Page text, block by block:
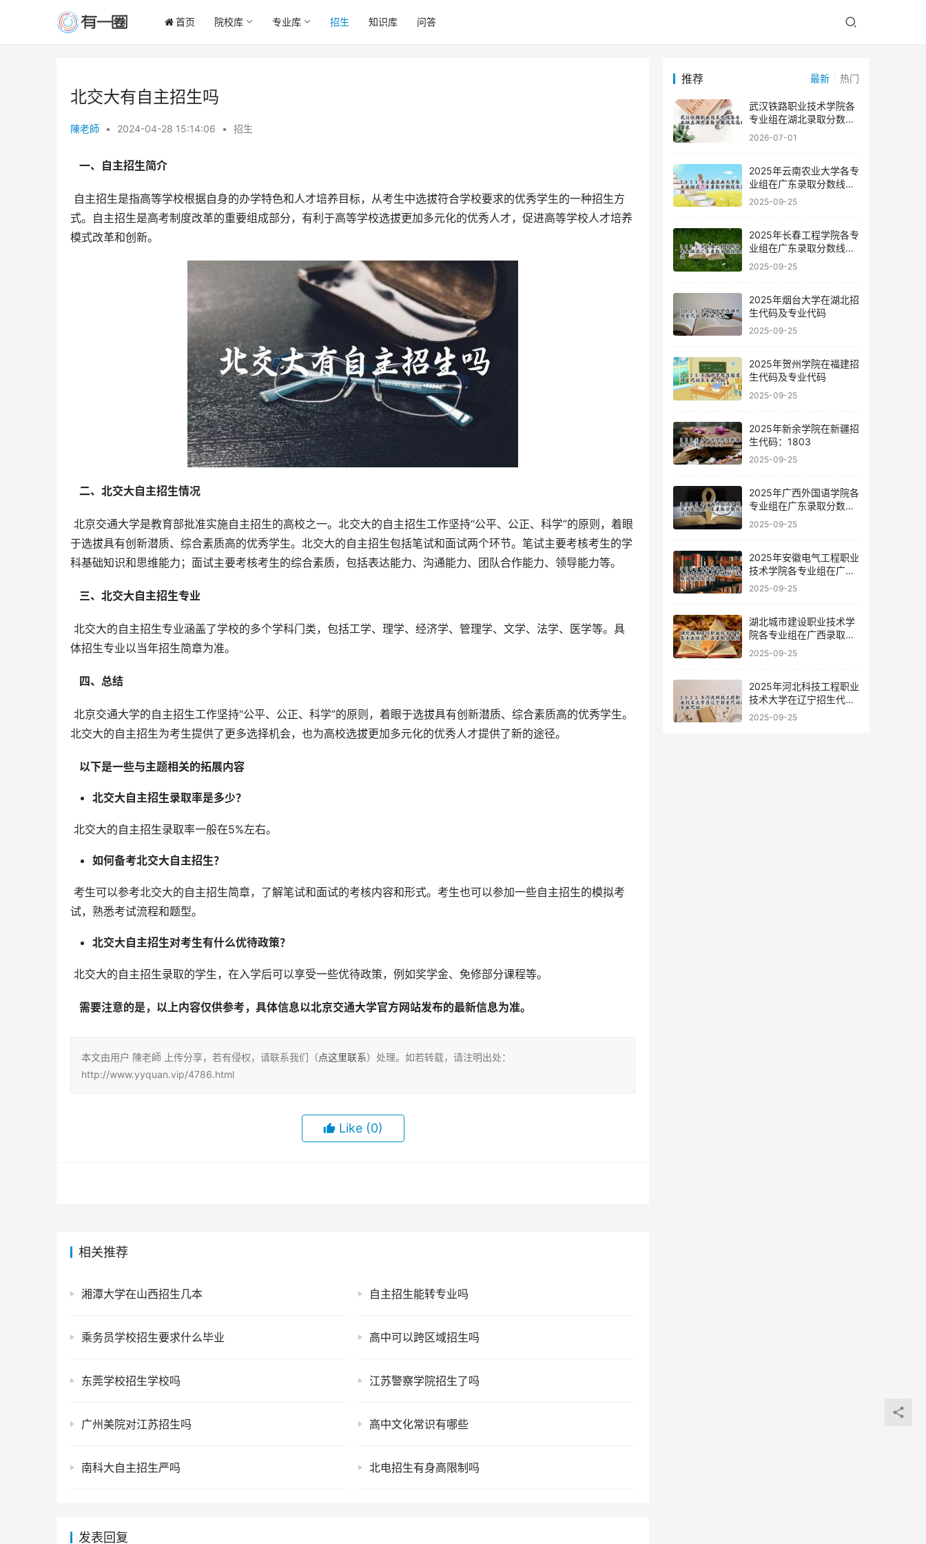
首页 院校库 专业库 招生 知识库 问答
北交大有自主招生吗
陳老師 • 2024-04-28 15:14:06 • 招生
  一、自主招生简介
式。自主招生是高考制度改革的重要组成部分，有利于高等学校选拔更加多元化的优秀人才，促进高等学校人才培养
模式改革和创新。
  二、北交大自主招生情况
于选拔具有创新潜质、综合素质高的优秀学生。北交大的自主招生包括笔试和面试两个环节。笔试主要考核考生的学
科基础知识和思维能力；面试主要考核考生的综合素质，包括表达能力、沟通能力、团队合作能力、领导能力等。
  三、北交大自主招生专业
体招生专业以当年招生简章为准。
  四、总结
北交大的自主招生为考生提供了更多选择机会，也为高校选拔更加多元化的优秀人才提供了新的途径。
  以下是一些与主题相关的拓展内容
北交大自主招生录取率是多少？
北交大的自主招生录取率一般在5%左右。
如何备考北交大自主招生？
试，熟悉考试流程和题型。
北交大自主招生对考生有什么优待政策？
北交大的自主招生录取的学生，在入学后可以享受一些优待政策，例如奖学金、免修部分课程等。
  需要注意的是，以上内容仅供参考，具体信息以北京交通大学官方网站发布的最新信息为准。
本文由用户 陳老師 上传分享，若有侵权，请联系我们（点这里联系）处理。如若转载，请注明出处：
http://www.yyquan.vip/4786.html
Like (0)
相关推荐
湘潭大学在山西招生几本 自主招生能转专业吗
乘务员学校招生要求什么毕业 高中可以跨区域招生吗
东莞学校招生学校吗 江苏警察学院招生了吗
广州美院对江苏招生吗 高中文化常识有哪些
南科大自主招生严吗 北电招生有身高限制吗
发表回复
推荐 最新 热门
武汉铁路职业技术学院各
专业组在湖北录取分数线
及选科要求
2026-07-01
2025年云南农业大学各专
业组在广东录取分数线及
位次
2025-09-25
2025年长春工程学院各专
业组在广东录取分数线及
位次
2025-09-25
2025年烟台大学在湖北招
生代码及专业代码
2025-09-25
2025年贺州学院在福建招
生代码及专业代码
2025-09-25
2025年新余学院在新疆招
生代码：1803
2025-09-25
2025年广西外国语学院各
专业组在广东录取分数线
及位次
2025-09-25
2025年安徽电气工程职业
技术学院各专业组在广东
录取分数线及位次
2025-09-25
湖北城市建设职业技术学
院各专业组在广西录取分
数线
2025-09-25
2025年河北科技工程职业
技术大学在辽宁招生代码
及专业代码
2025-09-25